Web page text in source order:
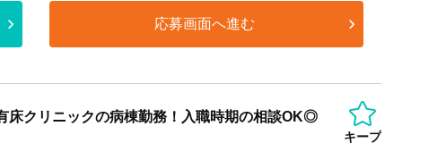
応募画面へ進む
クリニックの病棟勤務！入職時期の相談OK◎
キープ